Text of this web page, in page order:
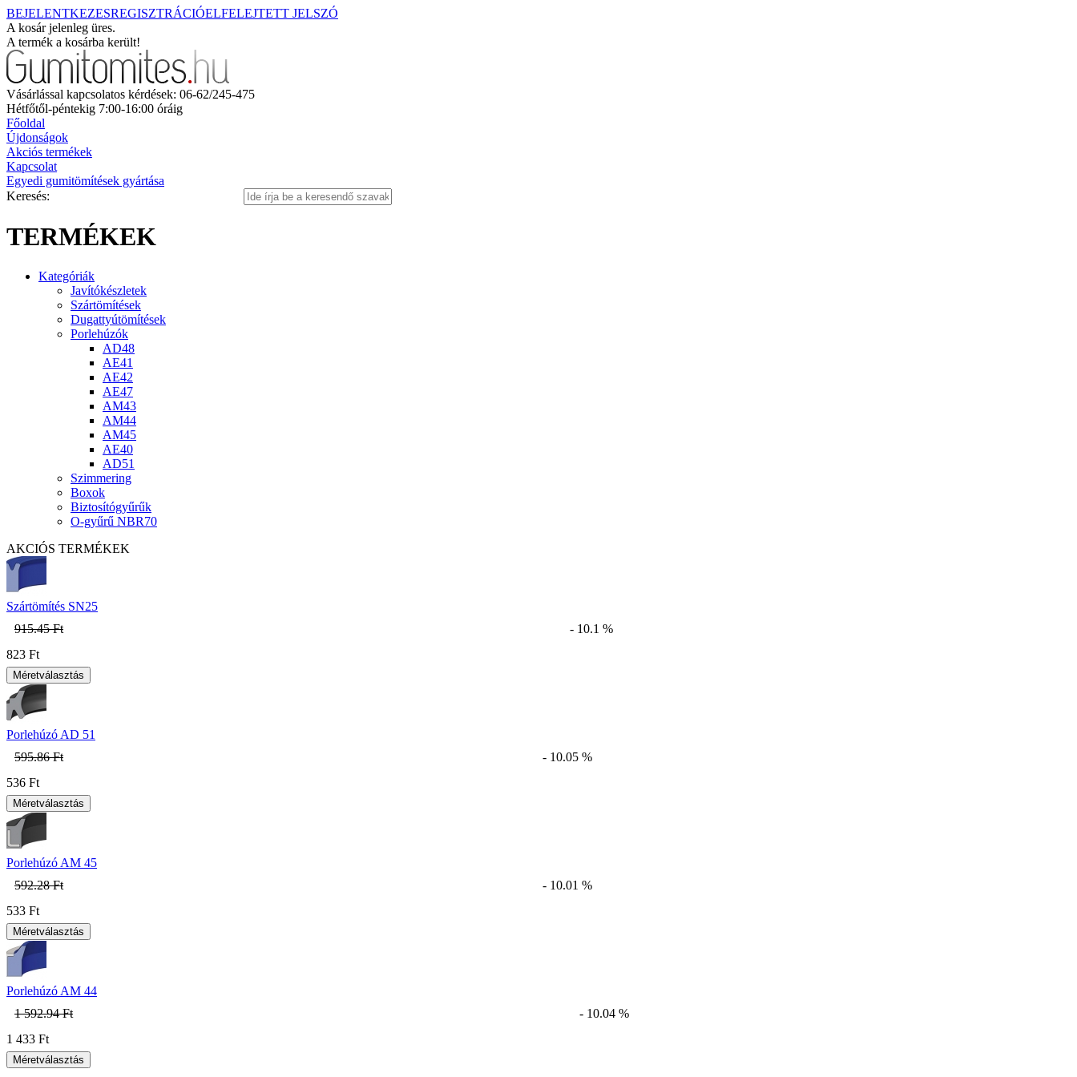
BEJELENTKEZESREGISZTRÁCIÓELFELEJTETT JELSZÓ
A kosár jelenleg üres.
A termék a kosárba került!
Vásárlással kapcsolatos kérdések: 06-62/245-475
Hétfőtől-péntekig 7:00-16:00 óráig
Főoldal
Újdonságok
Akciós termékek
Kapcsolat
Egyedi gumitömítések gyártása
Keresés:
TERMÉKEK
Kategóriák
Javítókészletek
Szártömítések
Dugattyútömítések
Porlehúzók
AD48
AE41
AE42
AE47
AM43
AM44
AM45
AE40
AD51
Szimmering
Boxok
Biztosítógyűrűk
O-gyűrű NBR70
AKCIÓS TERMÉKEK
Szártömítés SN25
915.45 Ft
- 10.1 %
823 Ft
Porlehúzó AD 51
595.86 Ft
- 10.05 %
536 Ft
Porlehúzó AM 45
592.28 Ft
- 10.01 %
533 Ft
Porlehúzó AM 44
1 592.94 Ft
- 10.04 %
1 433 Ft